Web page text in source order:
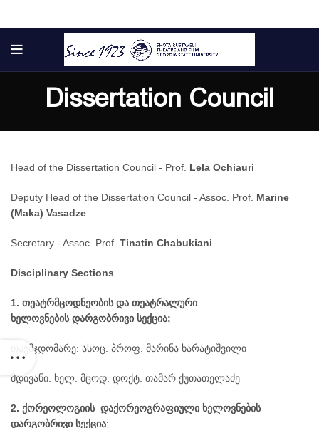
Dissertation Council
Head of the Dissertation Council - Prof. Lela Ochiauri
Deputy Head of the Dissertation Council - Assoc. Prof. Marine
(Maka) Vasadze
Secretary - Assoc. Prof. Tinatin Chabukiani
Disciplinary Sections
1. თეატრმცოდნეობის და თეატრალური
ხელოვნების დარგობრივი სექცია;
თავმჯდომარე: ასოც. პროფ. მარინა ხარატიშვილი
მდივანი: ხელ. მცოდ. დოქტ. თამარ ქუთათელაძე
2. ქორეოლოგიის დაქორეოგრაფიული ხელოვნების
დარგობრივი სექცია;
და სახელოვნებო მეცნიერებების, მედიისა და